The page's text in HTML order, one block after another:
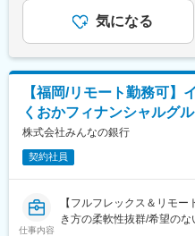
■職務内容：
z/OSおよびIMS、DB2、
※実際の設計・構築・テス
が担当します。
入社後は業務知識・現行シ
でのご経験に近い案件から
組んでいただきます。
可能性があります。月給(
気になる
【福岡/リモート勤務可
くおかフィナンシャルグ
株式会社みんなの銀行
契約社員
仕事内容
【フルフレックス＆リモ
き方の柔軟性抜群/希望のな